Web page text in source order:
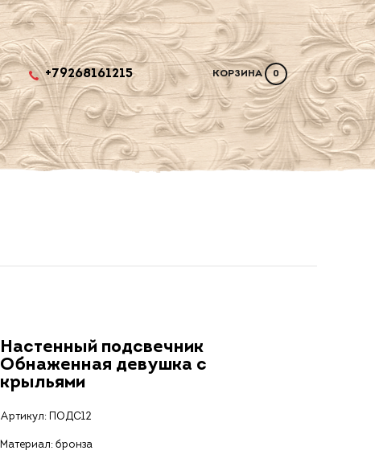
+79268161215 КОРЗИНА 0
Настенный подсвечник
Обнаженная девушка с
крыльями
Артикул: ПОДС12
Материал: бронза